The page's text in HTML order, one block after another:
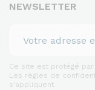
NEWSLETTER
Ce site est protégé par
Les règles de
s'appliquent.